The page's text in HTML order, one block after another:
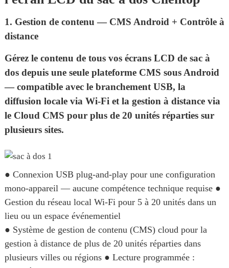
1. Gestion de contenu — CMS Android + Contrôle à
distance
Gérez le contenu de tous vos écrans LCD de sac à
dos depuis une seule plateforme CMS sous Android
— compatible avec le branchement USB, la
diffusion locale via Wi-Fi et la gestion à distance via
le Cloud CMS pour plus de 20 unités réparties sur
plusieurs sites.
● Connexion USB plug-and-play pour une configuration
mono-appareil — aucune compétence technique requise ●
Gestion du réseau local Wi-Fi pour 5 à 20 unités dans un
lieu ou un espace événementiel
● Système de gestion de contenu (CMS) cloud pour la
gestion à distance de plus de 20 unités réparties dans
plusieurs villes ou régions ● Lecture programmée :